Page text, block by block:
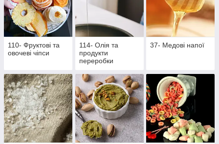
110- Фруктові та
овочеві чіпси
114- Олія та
продукти
переробки
37- Медові напої